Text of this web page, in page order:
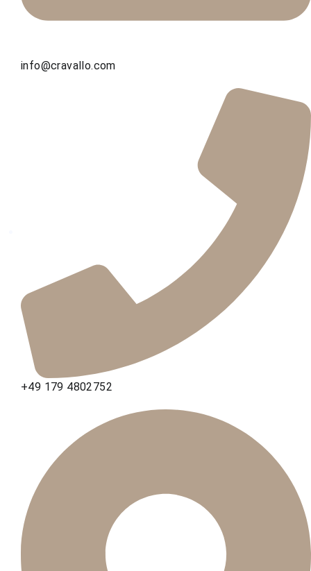
info@cravallo.com
+49 179 4802752